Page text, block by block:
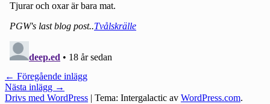
Inläggsnavigering
← Föregående inlägg
Nästa inlägg →
Drivs med WordPress | Tema: Intergalactic av WordPress.com.